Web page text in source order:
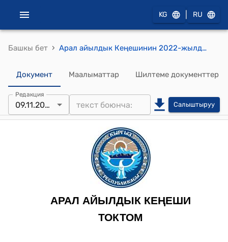
KG RU
Башкы бет › Арал айылдык Кеңешинин 2022-жылдын 9-ноябрындагы № 133 “Андаш” чарбалар аралык каналынын бүткөн жерине суу топтоочу жай (БСР) курууга Талас райондук өнүктүрүү фондусуна жазылган долбоорго макулдук берүү жөнүндө токтому
Документ Маалыматтар Шилтеме документтер
Редакция
09.11.2022 Салыштыруу